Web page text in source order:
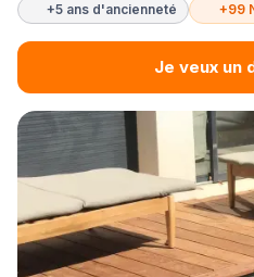
+5 ans d'ancienneté +99
Je veux un